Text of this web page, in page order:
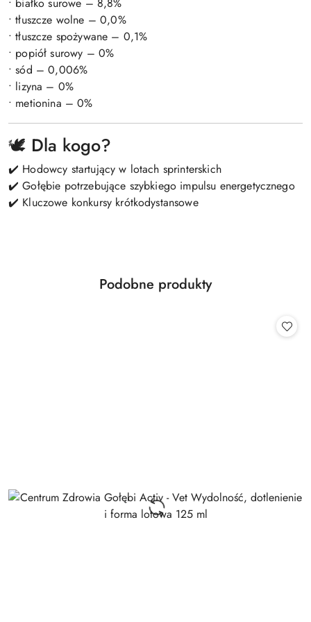
• tłuszcze wolne – 0,0%
• tłuszcze spożywane – 0,1%
• popiół surowy – 0%
• sód – 0,006%
• lizyna – 0%
• metionina – 0%
🕊️ Dla kogo?
✔️ Hodowcy startujący w lotach sprinterskich
✔️ Gołębie potrzebujące szybkiego impulsu energetycznego
✔️ Kluczowe konkursy krótkodystansowe
Pomiń karuzelę produktów
Produkty
Podobne produkty